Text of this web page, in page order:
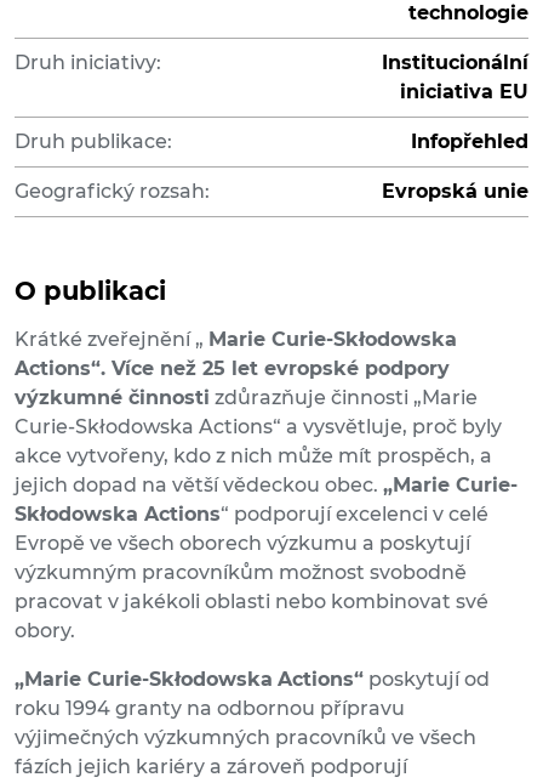
technologie
Druh iniciativy:
Institucionální
iniciativa EU
Druh publikace: Infopřehled
Geografický rozsah: Evropská unie
O publikaci
Krátké zveřejnění „ Marie Curie-Skłodowska
Actions“. Více než 25 let evropské podpory
výzkumné činnosti zdůrazňuje činnosti „Marie
Curie-Skłodowska Actions“ a vysvětluje, proč byly
akce vytvořeny, kdo z nich může mít prospěch, a
jejich dopad na větší vědeckou obec. „Marie Curie-
Skłodowska Actions“ podporují excelenci v celé
Evropě ve všech oborech výzkumu a poskytují
výzkumným pracovníkům možnost svobodně
pracovat v jakékoli oblasti nebo kombinovat své
obory.
„Marie Curie-Skłodowska Actions“ poskytují od
roku 1994 granty na odbornou přípravu
výjimečných výzkumných pracovníků ve všech
fázích jejich kariéry a zároveň podporují